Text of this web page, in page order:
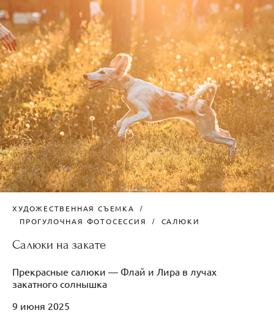
ХУДОЖЕСТВЕННАЯ СЪЕМКА
ПРОГУЛОЧНАЯ ФОТОСЕССИЯ
САЛЮКИ
Салюки на закате
Прекрасные салюки — Флай и Лира в лучах
закатного солнышка
9 июня 2025